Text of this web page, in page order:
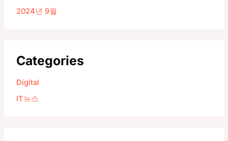
2024년 9월
Categories
Digital
IT뉴스